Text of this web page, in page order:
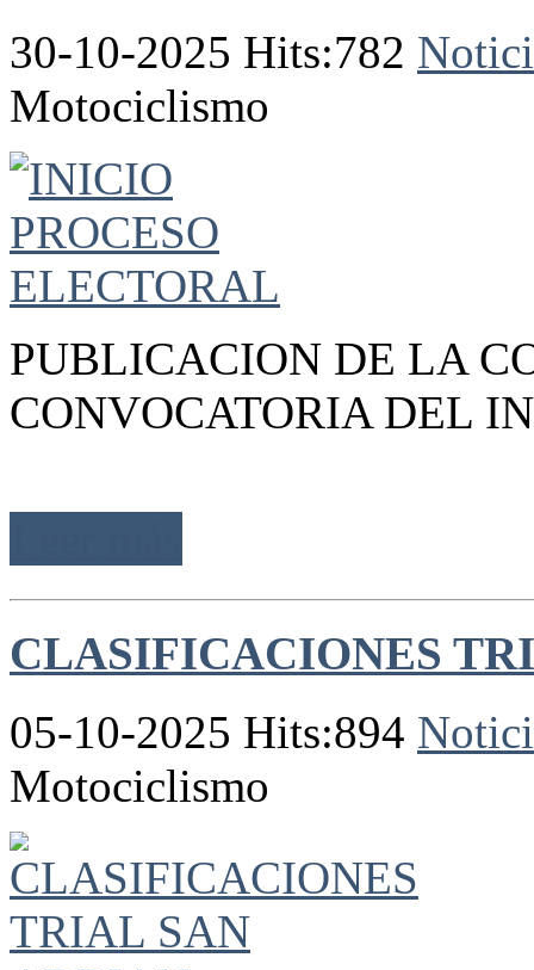
30-10-2025 Hits:782
Motociclismo
PUBLICACION DE LA
CONVOCATORIA DEL
CLASIFICACIONES
05-10-2025 Hits:894
Motociclismo